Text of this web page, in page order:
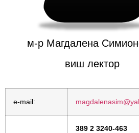
м-р Магдалена
виш лектор
e-mail:
389 2 3240-463